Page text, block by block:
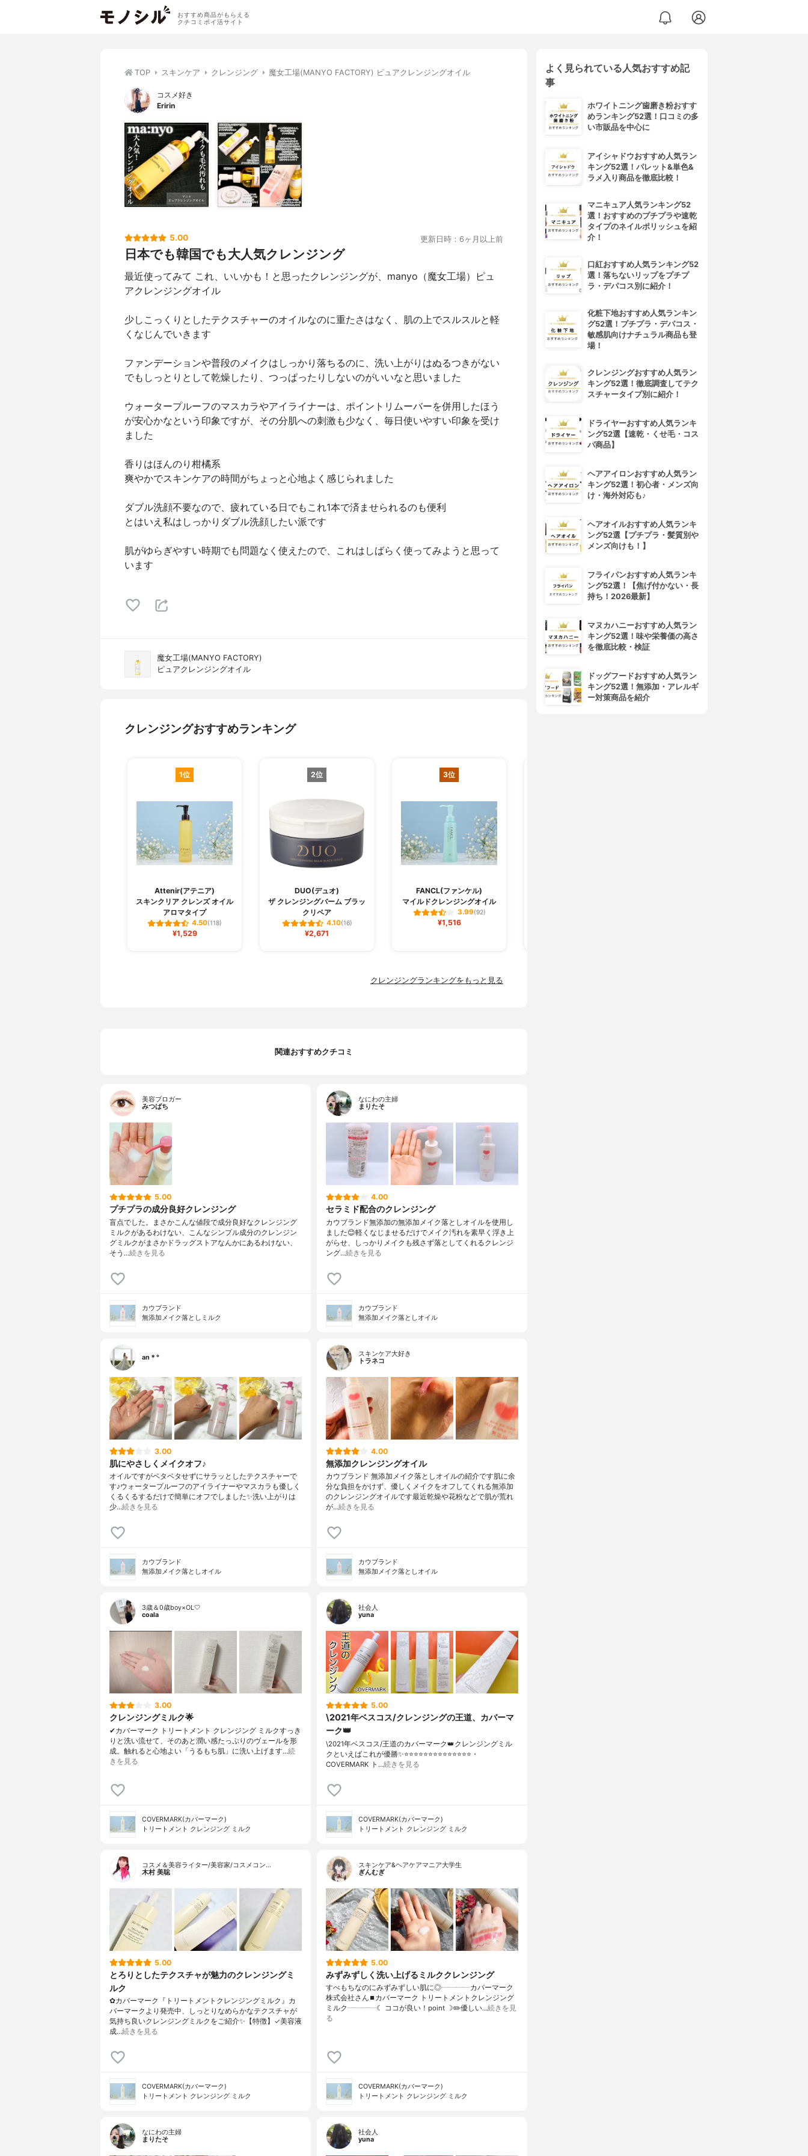
おすすめ商品がもらえる
クチコミポイ活サイト
TOP スキンケア クレンジング 魔女工場(MANYO FACTORY) ピュアクレンジングオイル
コスメ好き
Eririn
5.00 更新日時：6ヶ月以上前
日本でも韓国でも大人気クレンジング
最近使ってみて これ、いいかも！と思ったクレンジングが、manyo（魔女工場）ピュ
アクレンジングオイル
少しこっくりとしたテクスチャーのオイルなのに重たさはなく、肌の上でスルスルと軽
くなじんでいきます
ファンデーションや普段のメイクはしっかり落ちるのに、洗い上がりはぬるつきがない
でもしっとりとして乾燥したり、つっぱったりしないのがいいなと思いました
ウォータープルーフのマスカラやアイライナーは、ポイントリムーバーを併用したほう
が安心かなという印象ですが、その分肌への刺激も少なく、毎日使いやすい印象を受け
ました
香りはほんのり柑橘系
爽やかでスキンケアの時間がちょっと心地よく感じられました
ダブル洗顔不要なので、疲れている日でもこれ1本で済ませられるのも便利
とはいえ私はしっかりダブル洗顔したい派です
肌がゆらぎやすい時期でも問題なく使えたので、これはしばらく使ってみようと思って
います
魔女工場(MANYO FACTORY)
ピュアクレンジングオイル
クレンジングおすすめランキング
1位
Attenir(アテニア)
スキンクリア クレンズ オイル
アロマタイプ
4.50(118)
¥1,529
2位
DUO(デュオ)
ザ クレンジングバーム ブラッ
クリペア
4.10(16)
¥2,671
3位
FANCL(ファンケル)
マイルドクレンジングオイル
3.99(92)
¥1,516
クレンジングランキングをもっと見る
関連おすすめクチコミ
美容ブロガー
みつばち
5.00
プチプラの成分良好クレンジング
盲点でした。まさかこんな値段で成分良好なクレンジング
ミルクがあるわけない、こんなシンプル成分のクレンジン
グミルクがまさかドラッグストアなんかにあるわけない、
そう…続きを見る
カウブランド
無添加メイク落としミルク
なにわの主婦
まりたそ
4.00
セラミド配合のクレンジング
カウブランド無添加の無添加メイク落としオイルを使用し
ました😊軽くなじませるだけでメイク汚れを素早く浮き上
がらせ、しっかりメイクも残さず落としてくれるクレンジ
ング…続きを見る
カウブランド
無添加メイク落としオイル
an＊°
3.00
肌にやさしくメイクオフ♪
オイルですがベタベタせずにサラッとしたテクスチャーで
す♪ウォータープルーフのアイライナーやマスカラも優しく
くるくるするだけで簡単にオフでしました✨洗い上がりは
少…続きを見る
カウブランド
無添加メイク落としオイル
スキンケア大好き
トラネコ
4.00
無添加クレンジングオイル
カウブランド 無添加メイク落としオイルの紹介です肌に余
分な負担をかけず、優しくメイクをオフしてくれる無添加
のクレンジングオイルです最近乾燥や花粉などで肌が荒れ
が…続きを見る
カウブランド
無添加メイク落としオイル
3歳＆0歳boy×OL🤍
coala
3.00
クレンジングミルク🌟
✔︎カバーマーク トリートメント クレンジング ミルクすっき
りと洗い流せて、そのあと潤い感たっぷりのヴェールを形
成。触れると心地よい「うるもち肌」に洗い上げます…続
きを見る
COVERMARK(カバーマーク)
トリートメント クレンジング ミルク
社会人
yuna
5.00
\2021年ベスコス/クレンジングの王道、カバーマ
ーク👑
\2021年ベスコス/王道のカバーマーク👑クレンジングミル
クといえばこれが優勝✨⭐️⭐️⭐️⭐️⭐️⭐️⭐️⭐️⭐️⭐️⭐️⭐️⭐️⭐️・
COVERMARK ト…続きを見る
COVERMARK(カバーマーク)
トリートメント クレンジング ミルク
コスメ＆美容ライター/美容家/コスメコン…
木村 美聡
5.00
とろりとしたテクスチャが魅力のクレンジングミ
ルク
✿カバーマーク『トリートメントクレンジングミルク』カ
バーマークより発売中、しっとりなめらかなテクスチャが
気持ち良いクレンジングミルクをご紹介✨【特徴】✓美容液
成…続きを見る
COVERMARK(カバーマーク)
トリートメント クレンジング ミルク
スキンケア&ヘアケアマニア大学生
ぎんむぎ
5.00
みずみずしく洗い上げるミルククレンジング
すべもちなのにみずみずしい肌に◎┈┈┈┈カバーマーク
株式会社さん⏹カバーマーク トリートメントクレンジング
ミルク┈┈┈┈☾ ココが良い！point ☽✏️優しい…続きを見
る
COVERMARK(カバーマーク)
トリートメント クレンジング ミルク
なにわの主婦
まりたそ
社会人
yuna
よく見られている人気おすすめ記
事
ホワイトニング歯磨き粉おすす
めランキング52選！口コミの多
い市販品を中心に
アイシャドウおすすめ人気ラン
キング52選！パレット&単色&
ラメ入り商品を徹底比較！
マニキュア人気ランキング52
選！おすすめのプチプラや速乾
タイプのネイルポリッシュを紹
介！
口紅おすすめ人気ランキング52
選！落ちないリップをプチプ
ラ・デパコス別に紹介！
化粧下地おすすめ人気ランキン
グ52選！プチプラ・デパコス・
敏感肌向けナチュラル商品も登
場！
クレンジングおすすめ人気ラン
キング52選！徹底調査してテク
スチャータイプ別に紹介！
ドライヤーおすすめ人気ランキ
ング52選【速乾・くせ毛・コス
パ商品】
ヘアアイロンおすすめ人気ラン
キング52選！初心者・メンズ向
け・海外対応も♪
ヘアオイルおすすめ人気ランキ
ング52選【プチプラ・髪質別や
メンズ向けも！】
フライパンおすすめ人気ランキ
ング52選！【焦げ付かない・長
持ち！2026最新】
マヌカハニーおすすめ人気ラン
キング52選！味や栄養価の高さ
を徹底比較・検証
ドッグフードおすすめ人気ラン
キング52選！無添加・アレルギ
ー対策商品を紹介